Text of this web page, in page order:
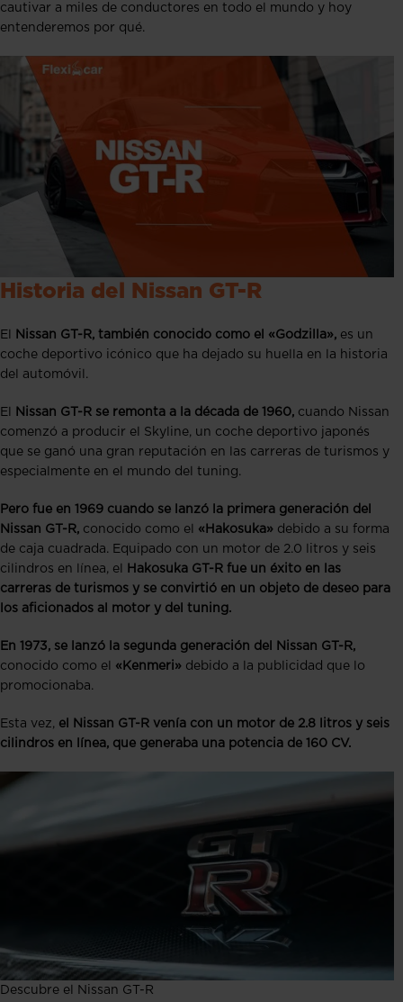
cautivar a miles de conductores en todo el mundo y hoy
entenderemos por qué.
Historia del Nissan GT-R
El Nissan GT-R, también conocido como el «Godzilla», es un
coche deportivo icónico que ha dejado su huella en la historia
del automóvil.
El Nissan GT-R se remonta a la década de 1960, cuando Nissan
comenzó a producir el Skyline, un coche deportivo japonés
que se ganó una gran reputación en las carreras de turismos y
especialmente en el mundo del tuning.
Pero fue en 1969 cuando se lanzó la primera generación del
Nissan GT-R, conocido como el «Hakosuka» debido a su forma
de caja cuadrada. Equipado con un motor de 2.0 litros y seis
cilindros en línea, el
Hakosuka GT-R fue un éxito en las
carreras de turismos y se convirtió en un objeto de deseo para
los aficionados al motor y del tuning.
En 1973, se lanzó la segunda generación del Nissan GT-R,
conocido como el «Kenmeri» debido a la publicidad que lo
promocionaba.
Esta vez, el Nissan GT-R venía con un motor de 2.8 litros y seis
cilindros en línea, que generaba una potencia de 160 CV.
Descubre el Nissan GT-R